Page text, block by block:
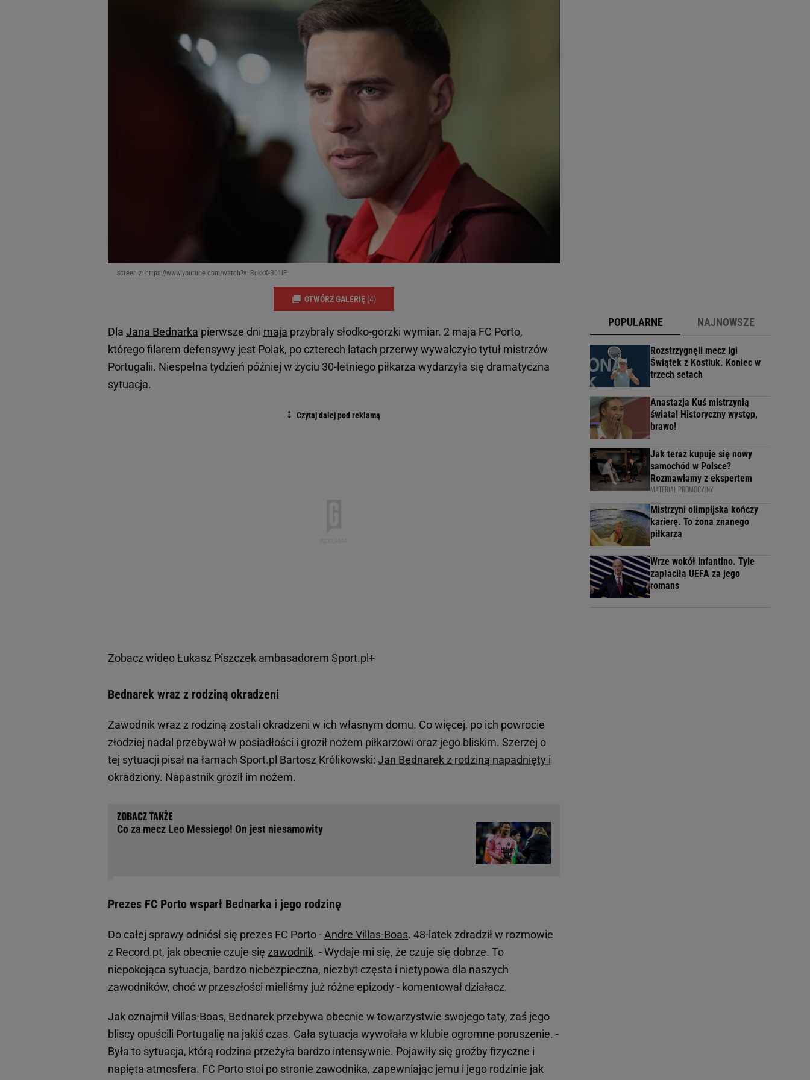
screen z: https://www.youtube.com/watch?v=BokkX-B01iE
OTWÓRZ GALERIĘ (4)
Dla Jana Bednarka pierwsze dni maja przybrały słodko-gorzki wymiar. 2 maja FC Porto,
którego filarem defensywy jest Polak, po czterech latach przerwy wywalczyło tytuł mistrzów
Portugalii. Niespełna tydzień później w życiu 30-letniego piłkarza wydarzyła się dramatyczna
sytuacja.
Zobacz wideoŁukasz Piszczek ambasadorem Sport.pl+
Bednarek wraz z rodziną okradzeni
Zawodnik wraz z rodziną zostali okradzeni w ich własnym domu. Co więcej, po ich powrocie
złodziej nadal przebywał w posiadłości i groził nożem piłkarzowi oraz jego bliskim. Szerzej o
tej sytuacji pisał na łamach Sport.pl Bartosz Królikowski: Jan Bednarek z rodziną napadnięty i
okradziony. Napastnik groził im nożem.
Co za mecz Leo Messiego! On jest niesamowity
Prezes FC Porto wsparł Bednarka i jego rodzinę
Do całej sprawy odniósł się prezes FC Porto -Andre Villas-Boas. 48-latek zdradził w rozmowie
z Record.pt, jak obecnie czuje się zawodnik. - Wydaje mi się, że czuje się dobrze. To
niepokojąca sytuacja, bardzo niebezpieczna, niezbyt częsta i nietypowa dla naszych
zawodników, choć w przeszłości mieliśmy już różne epizody - komentował działacz.
Jak oznajmił Villas-Boas, Bednarek przebywa obecnie w towarzystwie swojego taty, zaś jego
bliscy opuścili Portugalię na jakiś czas. Cała sytuacja wywołała w klubie ogromne poruszenie. -
Była to sytuacja, którą rodzina przeżyła bardzo intensywnie. Pojawiły się groźby fizyczne i
napięta atmosfera. FC Porto stoi po stronie zawodnika, zapewniając jemu i jego rodzinie jak
POPULARNE NAJNOWSZE
Rozstrzygnęli mecz Igi
Świątek z Kostiuk. Koniec w
trzech setach
Anastazja Kuś mistrzynią
świata! Historyczny występ,
brawo!
Jak teraz kupuje się nowy
samochód w Polsce?
Rozmawiamy z ekspertem
MATERIAŁ PROMOCYJNY
Mistrzyni olimpijska kończy
karierę. To żona znanego
piłkarza
Wrze wokół Infantino. Tyle
zapłaciła UEFA za jego
romans